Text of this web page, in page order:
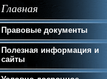
Главная
Правовые документы
Полезная информация и
сайты